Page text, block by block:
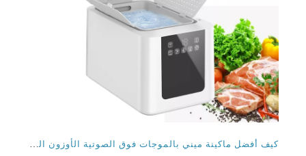
كيف أفضل ماكينة ميني بالموجات فوق الصوتية الأوزون الفاكهة والفواكه منظف معقم من الأنظف للأعمال المنزلية